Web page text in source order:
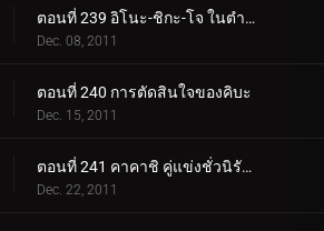
ตอนที่ 239 อิโนะ-ชิกะ-โจ ​​ในตำนาน
Dec. 08, 2011
ตอนที่ 240 การตัดสินใจของคิบะ
Dec. 15, 2011
ตอนที่ 241 คาคาชิ คู่แข่งชั่วนิรันดร์ของฉัน!
Dec. 22, 2011